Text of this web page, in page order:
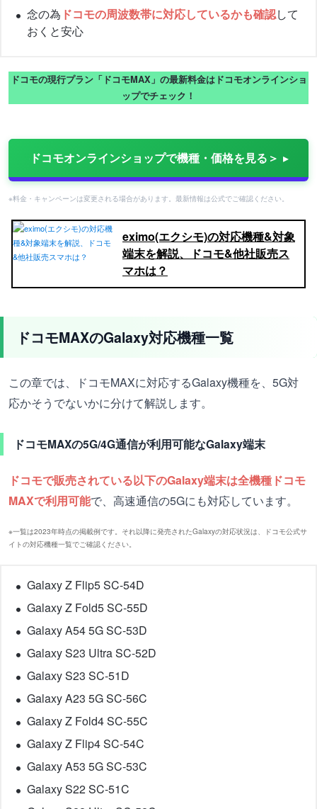
念の為 ドコモの周波数帯に対応しているかも確認して
おくと安心
ドコモの現行プラン「ドコモMAX」の最新料金はドコモオンラインショ
ップでチェック！
ドコモオンラインショップで機種・価格を見る＞
※料金・キャンペーンは変更される場合があります。最新情報は公式でご確認ください。
eximo(エクシモ)の対応機種&対象
端末を解説、ドコモ&他社販売ス
マホは？
ドコモMAXのGalaxy対応機種一覧
この章では、ドコモMAXに対応するGalaxy機種を、5G対
応かそうでないかに分けて解説します。
ドコモMAXの5G/4G通信が利用可能なGalaxy端末
ドコモで販売されている以下のGalaxy端末は全機種ドコモ
MAXで利用可能で、高速通信の5Gにも対応しています。
※一覧は2023年時点の掲載例です。それ以降に発売されたGalaxyの対応状況は、ドコモ公式サ
イトの対応機種一覧でご確認ください。
Galaxy Z Flip5 SC-54D
Galaxy Z Fold5 SC-55D
Galaxy A54 5G SC-53D
Galaxy S23 Ultra SC-52D
Galaxy S23 SC-51D
Galaxy A23 5G SC-56C
Galaxy Z Fold4 SC-55C
Galaxy Z Flip4 SC-54C
Galaxy A53 5G SC-53C
Galaxy S22 SC-51C